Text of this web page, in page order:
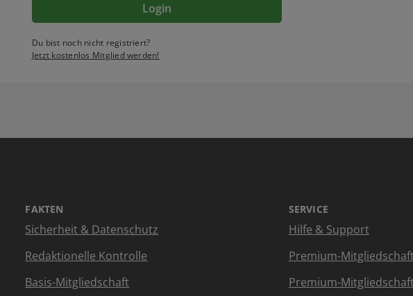
Login
Du bist noch nicht registriert?
Jetzt kostenlos Mitglied werden!
FAKTEN
Sicherheit & Datenschutz
Redaktionelle Kontrolle
Basis-Mitgliedschaft
SERVICE
Hilfe & Support
Premium-
Premium-